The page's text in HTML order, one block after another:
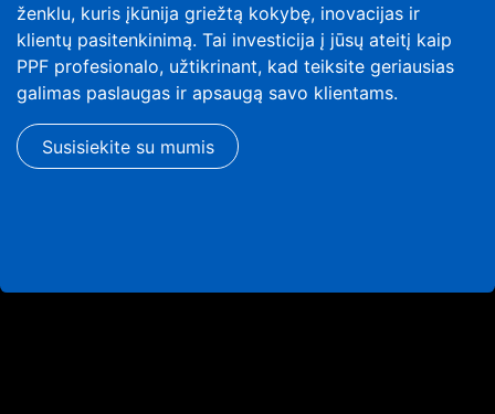
ženklu, kuris įkūnija griežtą kokybę, inovacijas ir
klientų pasitenkinimą. Tai investicija į jūsų ateitį kaip
PPF profesionalo, užtikrinant, kad teiksite geriausias
galimas paslaugas ir apsaugą savo klientams.
Susisiekite su mumis